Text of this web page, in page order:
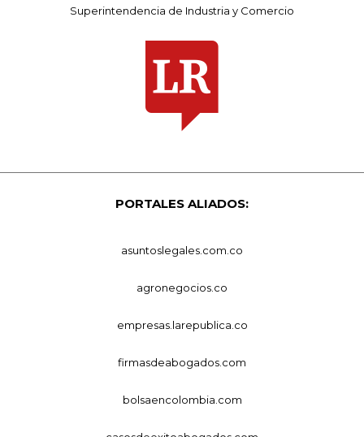
Superintendencia de Industria y Comercio
PORTALES ALIADOS:
asuntoslegales.com.co
agronegocios.co
empresas.larepublica.co
firmasdeabogados.com
bolsaencolombia.com